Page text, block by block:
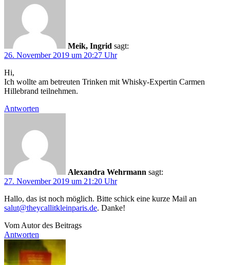
Meik, Ingrid sagt:
26. November 2019 um 20:27 Uhr
Hi,
Ich wollte am betreuten Trinken mit Whisky-Expertin Carmen
Hillebrand teilnehmen.
Antworten
Alexandra Wehrmann sagt:
27. November 2019 um 21:20 Uhr
Hallo, das ist noch möglich. Bitte schick eine kurze Mail an
salut@theycallitkleinparis.de. Danke!
Vom Autor des Beitrags
Antworten